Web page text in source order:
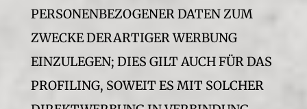
PERSONENBEZOGENER DATEN ZUM
ZWECKE DERARTIGER WERBUNG
EINZULEGEN; DIES GILT AUCH FÜR DAS
PROFILING, SOWEIT ES MIT SOLCHER